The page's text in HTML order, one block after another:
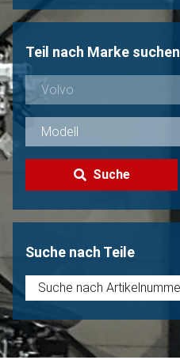
Teil nach Marke suchen
Suche
Suche nach Teile